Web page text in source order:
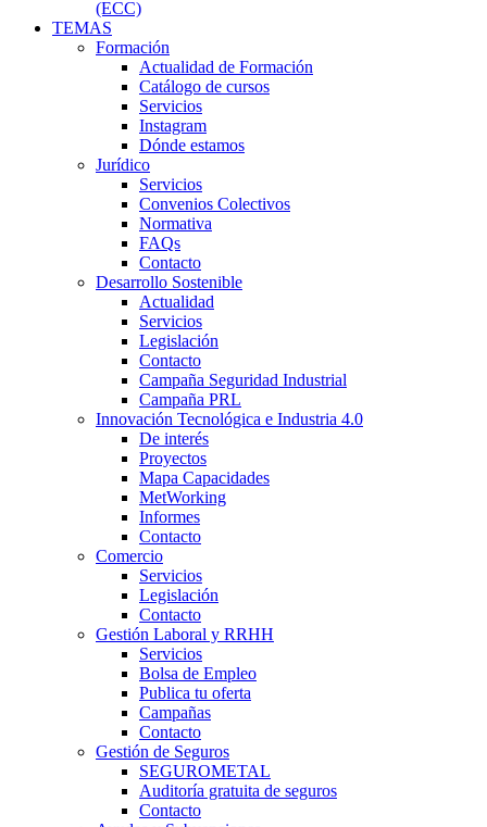
(ECC)
TEMAS
Formación
Actualidad de Formación
Catálogo de cursos
Servicios
Instagram
Dónde estamos
Jurídico
Servicios
Convenios Colectivos
Normativa
FAQs
Contacto
Desarrollo Sostenible
Actualidad
Servicios
Legislación
Contacto
Campaña Seguridad Industrial
Campaña PRL
Innovación Tecnológica e Industria 4.0
De interés
Proyectos
Mapa Capacidades
MetWorking
Informes
Contacto
Comercio
Servicios
Legislación
Contacto
Gestión Laboral y RRHH
Servicios
Bolsa de Empleo
Publica tu oferta
Campañas
Contacto
Gestión de Seguros
SEGUROMETAL
Auditoría gratuita de seguros
Contacto